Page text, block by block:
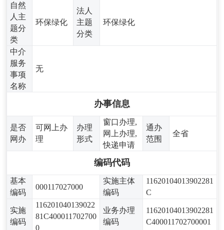
自然
人主
题分
类
环保绿化
法人
主题
分类
环保绿化
中介
服务
事项
名称
无
办事信息
是否
网办
可网上办
理
办理
形式
窗口办理,
网上办理,
快递申请
通办
范围
全省
编码代码
基本
编码
000117027000
实施主体
编码
11620104013902281
C
实施
编码
116201040139022
81C400011702700
0
业务办理
编码
11620104013902281
C400011702700001